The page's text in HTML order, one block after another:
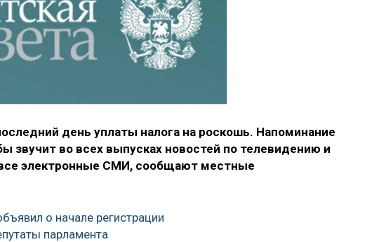
день уплаты налога на роскошь. Напоминание
звучит во всех выпусках новостей по телевидению и
электронные СМИ, сообщают местные
о начале регистрации
парламента